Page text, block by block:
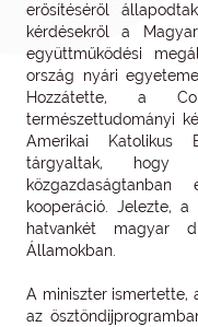
erősítéséről
kérdésekről a
együttműködési
ország nyári
Hozzátette, a
természettudományi
Amerikai Katolikus
tárgyaltak, hogy
kooperáció. Jelezte, a
hatvankét magyar
Államokban.
A miniszter ismertette,
az